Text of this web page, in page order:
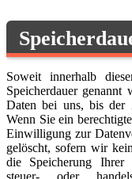
Soweit innerhalb
Speicherdauer genannt
Daten bei uns, bis der
Wenn Sie ein
Einwilligung zur
gelöscht, sofern wir
die Speicherung Ihrer
steuer- oder